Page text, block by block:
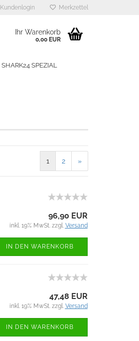
Kundenlogin Merkzettel
Ihr Warenkorb
0,00 EUR
SHARK24 SPEZIAL
1 2 »
96,90 EUR
inkl. 19% MwSt. zzgl. Versand
IN DEN WARENKORB
47,48 EUR
inkl. 19% MwSt. zzgl. Versand
IN DEN WARENKORB